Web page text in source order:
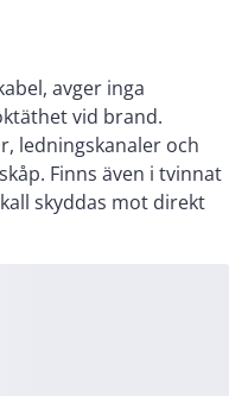
avger inga
vid brand.
ledningskanaler och
Finns även i tvinnat
skyddas mot direkt